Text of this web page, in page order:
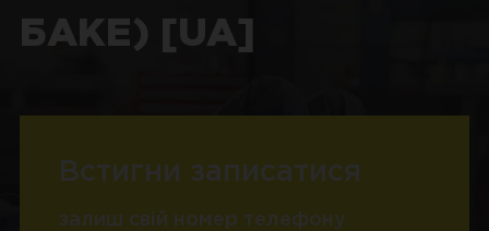
БАКЕ) [UA]
Встигни записатися
залиш свій номер телефону